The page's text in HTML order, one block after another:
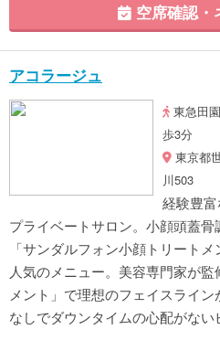
空席確認・
アコラージュ
東急田
歩3分
東京都
川503
経験豊
プライベートサロン。小顔頭蓋
「サンダルフォン小顔トリート
人気のメニュー。美容専門家が
メント」で理想のフェイスライ
なしでダウンタイムの心配がない